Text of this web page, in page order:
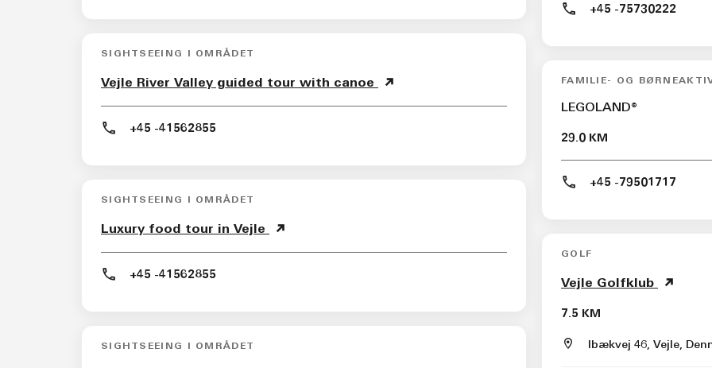
SIGHTSEEING I OMRÅDET
Vejle River Valley guided tour with canoe
+45 -41562855
SIGHTSEEING I OMRÅDET
Luxury food tour in Vejle
+45 -41562855
SIGHTSEEING I OMRÅDET
+45 -75730222
FAMILIE- OG
LEGOLAND®
29.0 KM
+45 -79501717
GOLF
Vejle Golfklub
7.5 KM
Ibækvej 46, Vejle,